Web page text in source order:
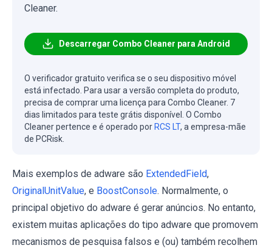
Cleaner.
Descarregar Combo Cleaner para Android
O verificador gratuito verifica se o seu dispositivo móvel
está infectado. Para usar a versão completa do produto,
precisa de comprar uma licença para Combo Cleaner. 7
dias limitados para teste grátis disponível. O Combo
Cleaner pertence e é operado por RCS LT, a empresa-mãe
de PCRisk.
Mais exemplos de adware são ExtendedField,
OriginalUnitValue, e BoostConsole. Normalmente, o
principal objetivo do adware é gerar anúncios. No entanto,
existem muitas aplicações do tipo adware que promovem
mecanismos de pesquisa falsos e (ou) também recolhem